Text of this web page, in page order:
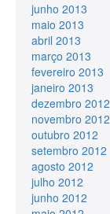
junho 2013
maio 2013
abril 2013
março 2013
fevereiro 2013
janeiro 2013
dezembro 2012
novembro 2012
outubro 2012
setembro 2012
agosto 2012
julho 2012
junho 2012